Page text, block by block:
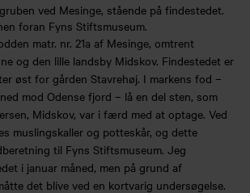
ved Mesinge, stående på findestedet.
foran Fyns Stiftsmuseum.
matr. nr. 21a af Mesinge, omtrent
og den lille landsby Midskov. Findestedet er
øst for gården Stavrehøj. I markens fod –
mod Odense fjord – lå en del sten, som
Midskov, var i færd med at optage. Ved
muslingskaller og potteskår, og dette
til Fyns Stiftsmuseum. Jeg
i januar måned, men på grund af
det blive ved en kortvarig undersøgelse.